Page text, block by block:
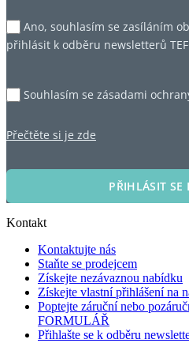
Ano, souhlasím se zasíláním
přihlásit k odběru newsletterů
Souhlasím se zásadami
Přečtěte si je zde
PŘIHLÁSIT SE
Kontakt
Kontaktujte nás
Staňte se prodejcem
Získejte nezávaznou nabídku
Získejte vlastní přihlášení na
Poptejte záruční nebo
FORMULÁŘ
Přihlašte se k odběru